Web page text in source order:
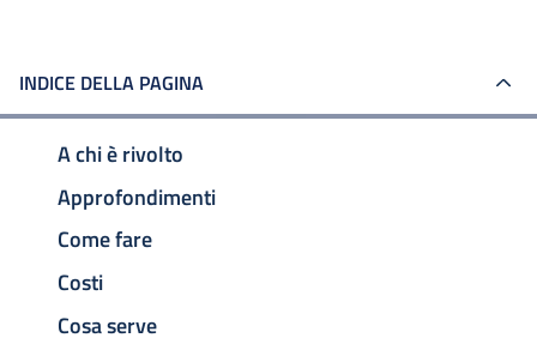
INDICE DELLA PAGINA
A chi è rivolto
Approfondimenti
Come fare
Costi
Cosa serve